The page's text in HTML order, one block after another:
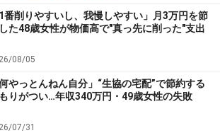
た時にお金を使えるようにしたい」
しむ人の「家計やりくり」調査
ーネットアンケート
年4月9～10日
～60代の200人（男性：53人、女性：
1番削りやすいし、我慢しやすい」月3万円を節
た48歳女性が物価高で"真っ先に削った"支出
08/05
何やっとんねん自分」“生協の宅配”で節約する
りがつい…年収340万円・49歳女性の失敗
07/31